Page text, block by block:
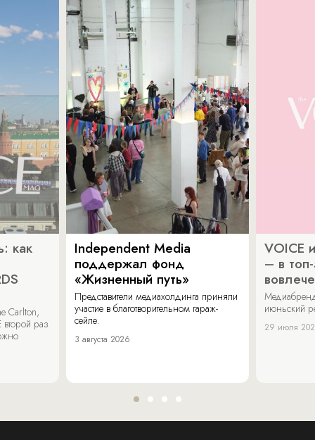
как
Carlton,
раз
Independent Media
поддержал фонд
«Жизненный путь»
Представители медиахолдинга приняли
участие в благотворительном гараж-
сейле.
3 августа 2026
VOICE
– в
июньский
29 июля